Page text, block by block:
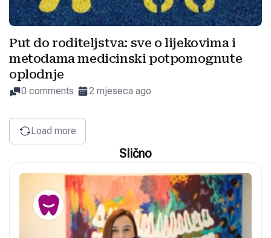
Put do roditeljstva: sve o lijekovima i
metodama medicinski potpomognute
oplodnje
0 comments 2 mjeseca ago
Load more
Slično